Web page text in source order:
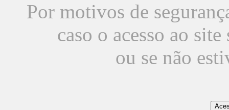
Por motivos de
caso o acesso ao
ou se não